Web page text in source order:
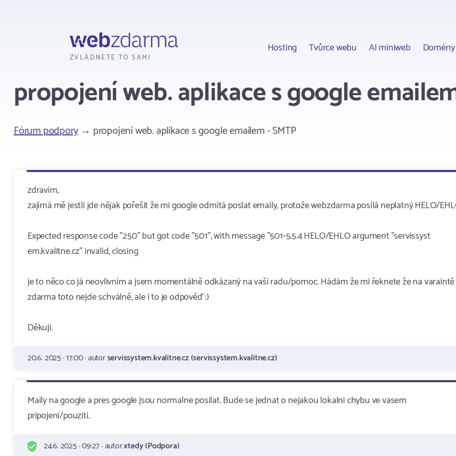
ZVLÁDNETE TO SAMI
Hosting Tvůrce webu AI miniweb Domény
propojení web. aplikace s google
Fórum podpory→ propojení web. aplikace s google emailem - SMTP
zdravím,
zajímá mě jestli jde nějak pořešit že mi google odmítá poslat emaily, protože webzdarma posílá neplatný HELO/
Expected response code "250" but got code "501", with message "501-5.5.4 HELO/EHLO argument "servi​ssyst​
em.kvalitne.cz" invalid, closing
je to něco co já neovlivním a jsem momentálně odkázaný na vaši radu/pomoc. Hádám že mi řeknete že na varaintě
zdarma toto nejde schválně, ale i to je odpověď :)
Děkuji.
20.6. 2025 · 17:00 · autorservissystem.kvalitne.cz (servissystem.kvalitne.cz)
Maily na google a pres google jsou normalne posilat. Bude se jednat o nejakou lokalni chybu ve vasem
pripojeni/pouziti.
24.6. 2025 · 09:27 · autorxtedy (Podpora)